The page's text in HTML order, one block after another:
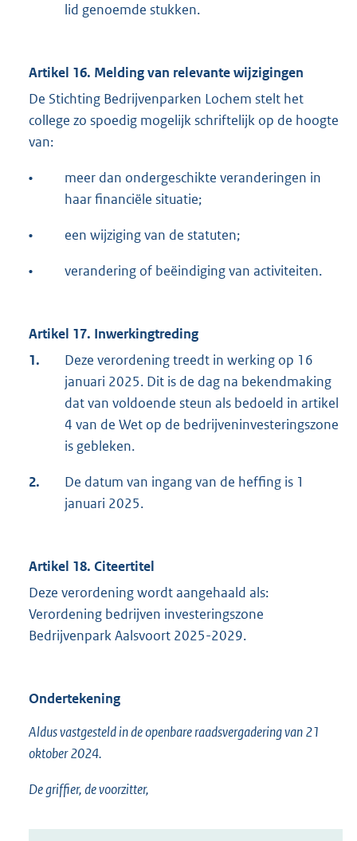
lid genoemde stukken.
Artikel 16. Melding van relevante wijzigingen
De Stichting Bedrijvenparken Lochem stelt het
college zo spoedig mogelijk schriftelijk op de hoogte
van:
•
meer dan ondergeschikte veranderingen in
haar financiële situatie;
• een wijziging van de statuten;
• verandering of beëindiging van activiteiten.
Artikel 17. Inwerkingtreding
1.
Deze verordening treedt in werking op 16
januari 2025. Dit is de dag na bekendmaking
dat van voldoende steun als bedoeld in artikel
4 van de Wet op de bedrijveninvesteringszone
is gebleken.
2.
De datum van ingang van de heffing is 1
januari 2025.
Artikel 18. Citeertitel
Deze verordening wordt aangehaald als:
Verordening bedrijven investeringszone
Bedrijvenpark Aalsvoort 2025-2029.
Ondertekening
Aldus vastgesteld in de openbare raadsvergadering van 21
oktober 2024.
De griffier, de voorzitter,